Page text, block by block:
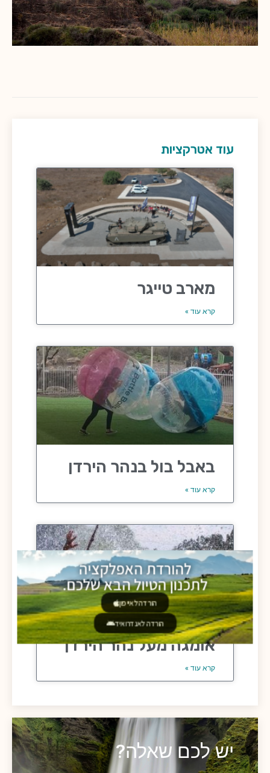
עוד אטרקציות
מארב טייגר
קרא עוד »
באבל בול בנהר הירדן
קרא עוד »
אומגה מעל נהר הירדן
קרא עוד »
יש לכם שאלה?
להורדת האפלקציה
לתכנון הטיול הבא שלכם.
הורדה לאייפון
הורדה לאנדרואיד